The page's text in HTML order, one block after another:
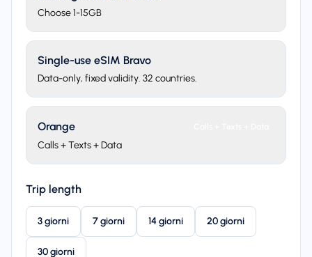
Choose 1-15GB
Single-use eSIM Bravo
Data-only, fixed validity. 32 countries.
Orange
Calls + Texts + Data
Trip length
3 giorni 7 giorni 14 giorni 20 giorni
30 giorni